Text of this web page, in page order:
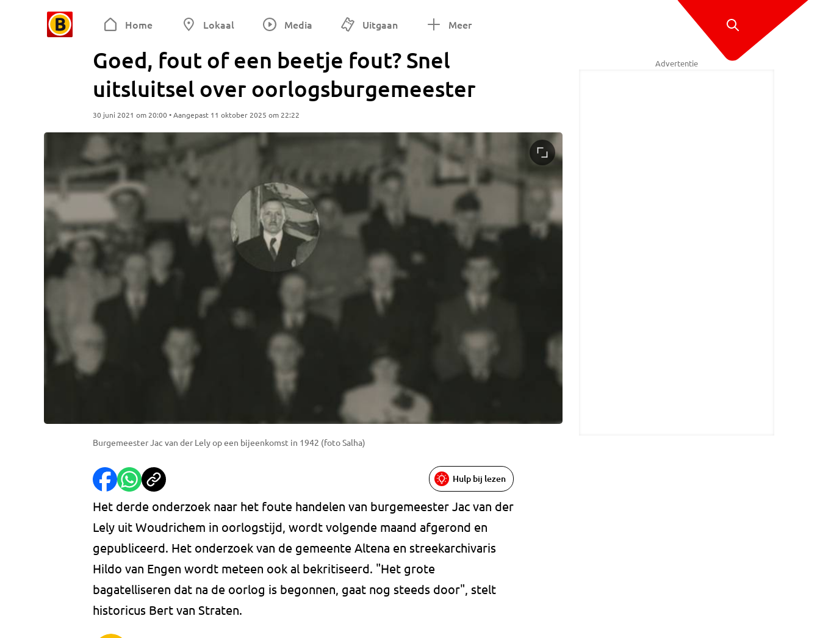
Home Lokaal Media Uitgaan Meer
Goed, fout of een beetje fout? Snel
uitsluitsel over oorlogsburgemeester
30 juni 2021 om 20:00 • Aangepast 11 oktober 2025 om 22:22
Burgemeester Jac van der Lely op een bijeenkomst in 1942 (foto Salha)
Hulp bij lezen
Het derde onderzoek naar het foute handelen van burgemeester Jac van der
Lely uit Woudrichem in oorlogstijd, wordt volgende maand afgerond en
gepubliceerd. Het onderzoek van de gemeente Altena en streekarchivaris
Hildo van Engen wordt meteen ook al bekritiseerd. "Het grote
bagatelliseren dat na de oorlog is begonnen, gaat nog steeds door", stelt
historicus Bert van Straten.
Advertentie